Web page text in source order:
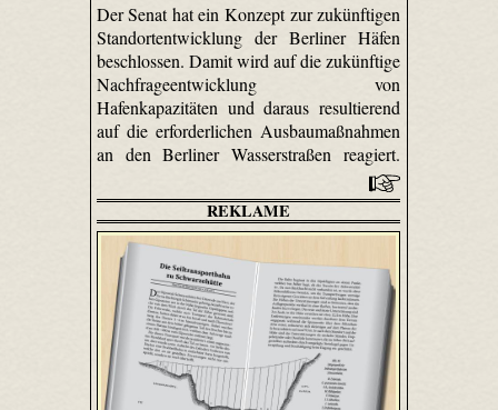
Der Senat hat ein Konzept zur zukünftigen
Standortentwicklung der Berliner Häfen
beschlossen. Damit wird auf die zukünftige
Nachfrageentwicklung von
Hafenkapazitäten und daraus resultierend
auf die erforderlichen Ausbaumaßnahmen
an den Berliner Wasserstraßen reagiert.
REKLAME